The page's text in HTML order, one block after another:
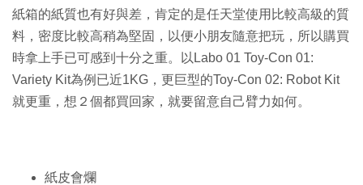
紙箱的紙質也有好與差，肯定的是任天堂使用比較高級的質
料，密度比較高稍為堅固，以便小朋友隨意把玩，所以購買
時拿上手已可感到十分之重。以Labo 01 Toy-Con 01:
Variety Kit為例已近1KG，更巨型的Toy-Con 02: Robot Kit
就更重，想２個都買回家，就要留意自己臂力如何。
紙皮會爛